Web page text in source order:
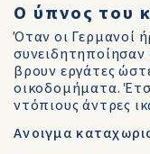
Ο ύπνος του
Όταν οι Γερμανοί
βρουν εργάτες
οικοδομήματα.
ντόπιους άντρες
Ανοιγμα